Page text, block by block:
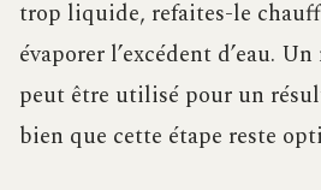
trop liquide, refaites-le
évaporer l’excédent d’eau.
peut être utilisé pour un
bien que cette étape reste